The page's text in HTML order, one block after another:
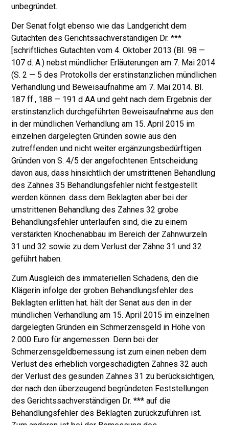
unbegrün­det.
Der Senat folgt ebenso wie das Landgericht dem
Gutachten des Gerichtssach­verständigen Dr. ***
[schriftliches Gutachten vom 4. Oktober 2013 (BI. 98 —
107 d. A.) nebst mündlicher Erläuterungen am 7. Mai 2014
(S. 2 — 5 des Protokolls der erstinstanzlichen mündlichen
Verhandlung und Beweisaufnahme am 7. Mai 2014. BI.
187 ff., 188 — 191 d AA und geht nach dem Ergebnis der
erstinstanzlich durchgeführten Beweisaufnahme aus den
in der mündlichen Verhandlung am 15. April 2015 im
einzelnen dargelegten Gründen sowie aus den
zutreffenden und nicht weiter ergänzungsbedürftigen
Gründen von S. 4/5 der angefochtenen Entscheidung
davon aus, dass hinsichtlich der umstrittenen Behandlung
des Zahnes 35 Be­handlungsfehler nicht festgestellt
werden können. dass dem Beklagten aber bei der
umstrittenen Behandlung des Zahnes 32 grobe
Behandlungsfehler unterlau­fen sind, die zu einem
verstärkten Knochenabbau im Bereich der Zahnwurzeln
31 und 32 sowie zu dem Verlust der Zähne 31 und 32
geführt haben.
Zum Ausgleich des immateriellen Schadens, den die
Klägerin infolge der gro­ben Behandlungsfehler des
Beklagten erlitten hat. hält der Senat aus den in der
mündlichen Verhandlung am 15. April 2015 im einzelnen
dargelegten Gründen ein Schmerzensgeld in Höhe von
2.000 Euro für angemessen. Denn bei der
Schmerzensgeldbemessung ist zum einen neben dem
Verlust des erheblich vorgeschädigten Zahnes 32 auch
der Verlust des gesunden Zahnes 31 zu be­rücksichtigen,
der nach den überzeugend begründeten Feststellungen
des Ge­richtssachverständigen Dr. *** auf die
Behandlungsfehler des Beklagten zurückzuführen ist.